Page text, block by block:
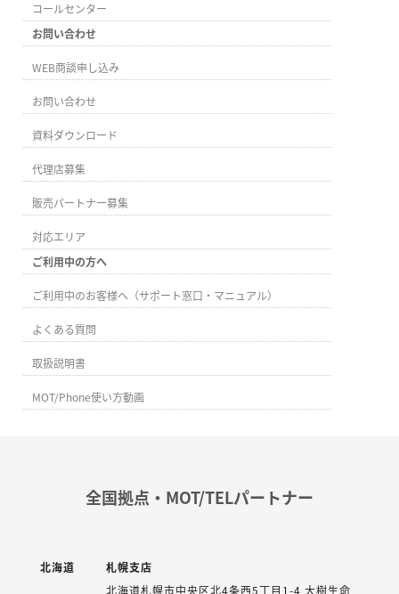
コールセンター
お問い合わせ
WEB商談申し込み
お問い合わせ
資料ダウンロード
代理店募集
販売パートナー募集
対応エリア
ご利用中の方へ
ご利用中のお客様へ（サポート窓口・マニュアル）
よくある質問
取扱説明書
MOT/Phone使い方動画
全国拠点・MOT/TELパートナー
北海道
札幌支店
北海道札幌市中央区北4条西5丁目1-4 大樹生命